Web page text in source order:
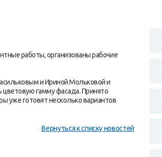
работы, организованы рабочие
и Ириной Мольковой и
гамму фасада. Принято
уже готовят несколько вариантов
Вернуться к списку новостей